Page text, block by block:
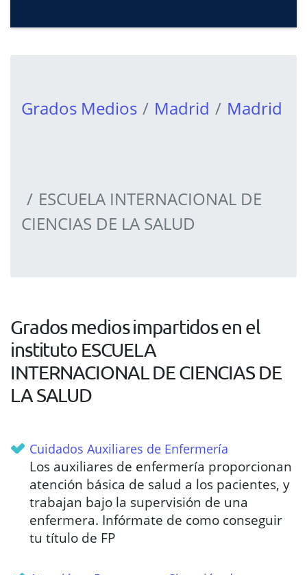
Grados Medios Madrid Madrid
ESCUELA INTERNACIONAL DE
CIENCIAS DE LA SALUD
Grados medios impartidos en el
instituto ESCUELA
INTERNACIONAL DE CIENCIAS DE
LA SALUD
Cuidados Auxiliares de Enfermería
Los auxiliares de enfermería proporcionan
atención básica de salud a los pacientes, y
trabajan bajo la supervisión de una
enfermera. Infórmate de como conseguir
tu título de FP